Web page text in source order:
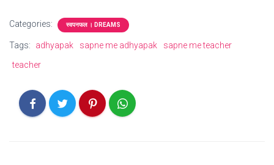
Categories: स्वपनफल । DREAMS
Tags: adhyapak sapne me adhyapak
sapne me teacher
teacher